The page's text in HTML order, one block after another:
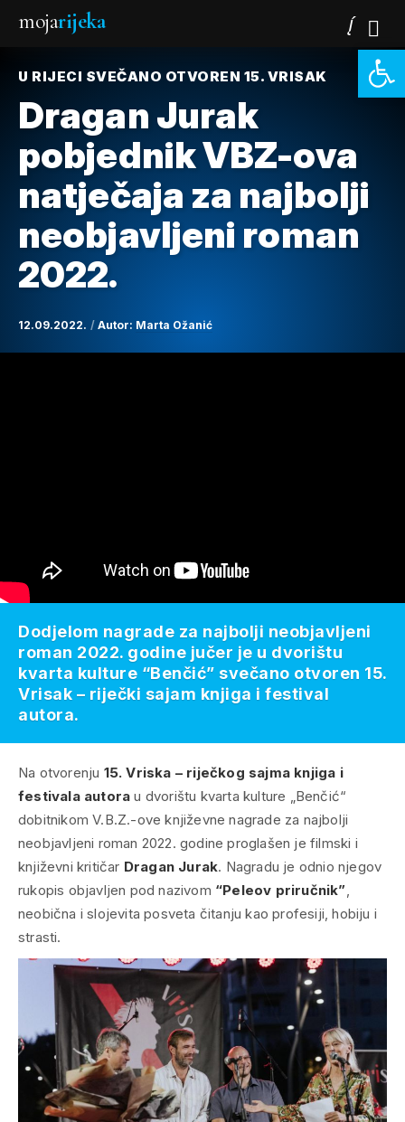
mojarijeka
U RIJECI SVEČANO OTVOREN 15. VRISAK
Dragan Jurak
pobjednik VBZ-ova
natječaja za najbolji
neobjavljeni roman
2022.
12.09.2022. Autor: Marta Ožanić
Na otvorenju 15. Vriska – riječkog sajma knjiga i
festivala autora u dvorištu kvarta kulture „Benčić“
dobitnikom V.B.Z.-ove književne nagrade za najbolji
neobjavljeni roman 2022. godine proglašen je filmski i
književni kritičar Dragan Jurak. Nagradu je odnio njegov
rukopis objavljen pod nazivom “Peleov priručnik”,
neobična i slojevita posveta čitanju kao profesiji, hobiju i
strasti.
Dodjelom nagrade za najbolji neobjavljeni
roman 2022. godine jučer je u dvorištu
kvarta kulture “Benčić” svečano otvoren 15.
Vrisak – riječki sajam knjiga i festival
autora.